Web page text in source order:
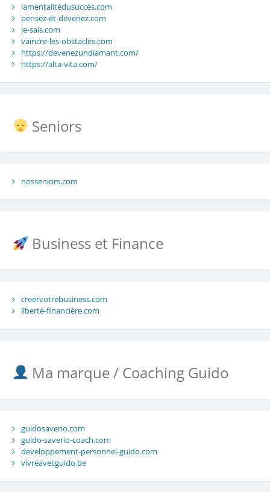
lamentalitédusuccès.com
pensez-et-devenez.com
je-sais.com
vaincre-les-obstacles.com
https://devenezundiamant.com/
https://alta-vita.com/
Seniors
nosseniors.com
Business et Finance
creervotrebusiness.com
liberté-financière.com
Ma marque / Coaching Guido
guidosaverio.com
guido-saverio-coach.com
developpement-personnel-guido.com
vivreavecguido.be